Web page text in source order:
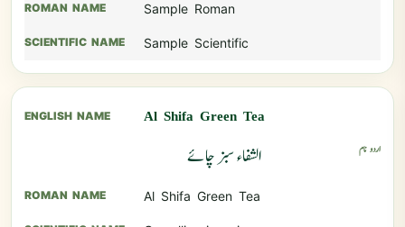
Sample Roman
Sample Scientific
Al Shifa Green Tea
الشفاء سبز چائے
Al Shifa Green Tea